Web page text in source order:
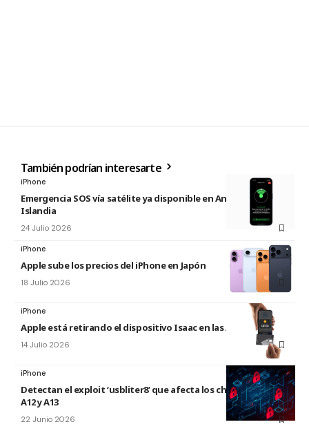
También podrían interesarte
iPhone
Emergencia SOS vía satélite ya disponible en Andorra e
Islandia
24 Julio 2026
iPhone
Apple sube los precios del iPhone en Japón
18 Julio 2026
iPhone
Apple está retirando el dispositivo Isaac en las Apple Store
14 Julio 2026
iPhone
Detectan el exploit ‘usbliter8’ que afecta los chips de Apple
A12 y A13
22 Junio 2026